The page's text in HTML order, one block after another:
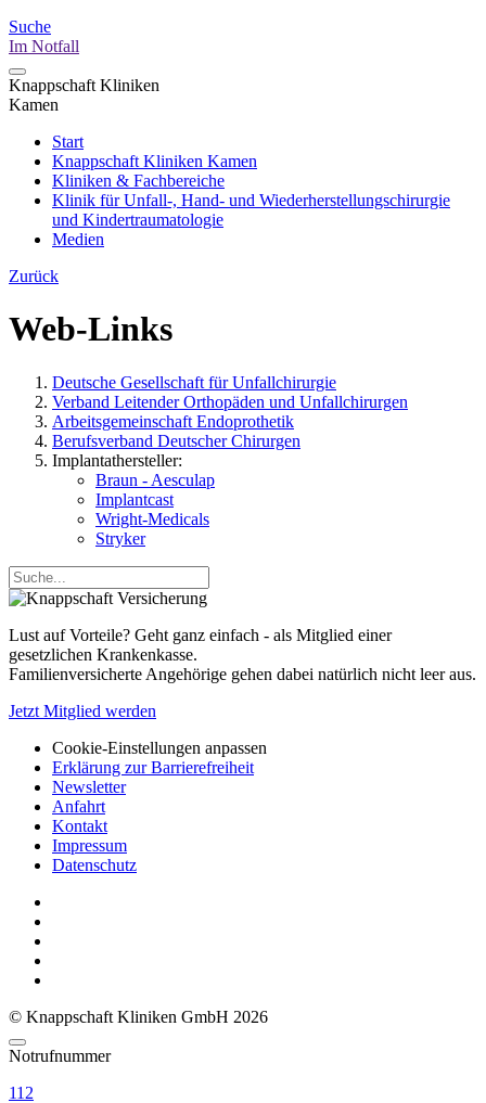
Suche
Im Notfall
Knappschaft Kliniken
Kamen
Start
Knappschaft Kliniken Kamen
Kliniken & Fachbereiche
Klinik für Unfall-, Hand- und Wiederherstellungschirurgie
und Kindertraumatologie
Medien
Zurück
Web-Links
Deutsche Gesellschaft für Unfallchirurgie
Verband Leitender Orthopäden und Unfallchirurgen
Arbeitsgemeinschaft Endoprothetik
Berufsverband Deutscher Chirurgen
Implantathersteller:
Braun - Aesculap
Implantcast
Wright-Medicals
Stryker
Lust auf Vorteile? Geht ganz einfach - als Mitglied einer
gesetzlichen Krankenkasse.
Familienversicherte Angehörige gehen dabei natürlich nicht leer aus.
Jetzt Mitglied werden
Cookie-Einstellungen anpassen
Erklärung zur Barrierefreiheit
Newsletter
Anfahrt
Kontakt
Impressum
Datenschutz
© Knappschaft Kliniken GmbH 2026
Notrufnummer
112